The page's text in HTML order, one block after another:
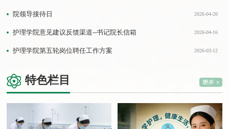
2026-04-20
院领导接待日
2026-04-16
护理学院意见建议反馈渠道--书记院长信箱
2026-03-12
护理学院第五轮岗位聘任工作方案
特色栏目